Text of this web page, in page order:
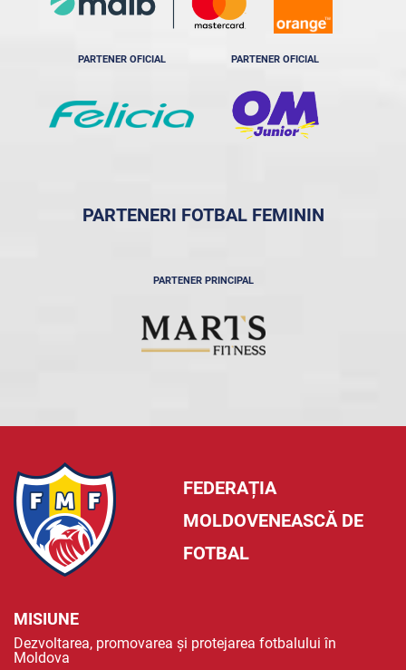
PARTENER OFICIAL PARTENER OFICIAL
PARTENERI FOTBAL FEMININ
PARTENER PRINCIPAL
FEDERAȚIA
MOLDOVENEASCĂ DE
FOTBAL
MISIUNE
Dezvoltarea, promovarea și protejarea fotbalului în
Moldova